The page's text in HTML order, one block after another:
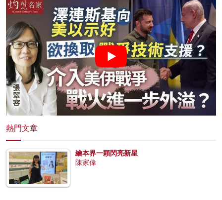
熱門文章
繪本界一顆閃亮新星
陳家偉